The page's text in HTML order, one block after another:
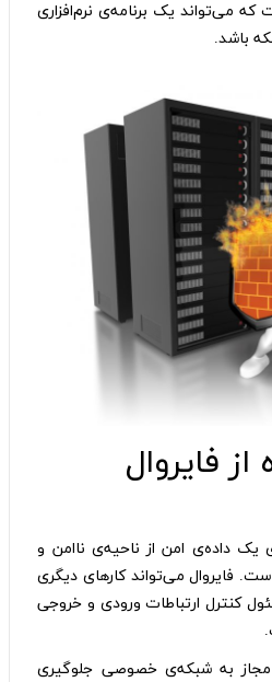
می‌تواند یک برنامه‌ی نرم‌افزاری
باشد.
فایروال
داده‌ی امن از ناحیه‌ی ناامن و
فایروال می‌تواند کارهای دیگری
کنترل ارتباطات ورودی و خروجی
مجاز به شبکه‌ی خصوصی جلوگیری